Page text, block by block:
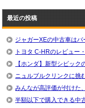
最近の投稿
ジャガーXEの中古車はバ
トヨタ C-HRのレビュー
【ホンダ】新型シビック
ニュルブルクリンクに挑
みんなが高評価が付けた
半額以下で購入できる中